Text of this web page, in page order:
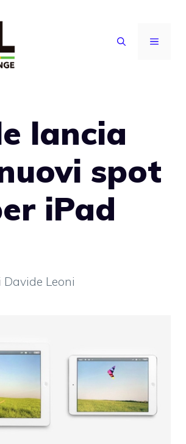
MENU
lancia
spot
iPad
Davide Leoni